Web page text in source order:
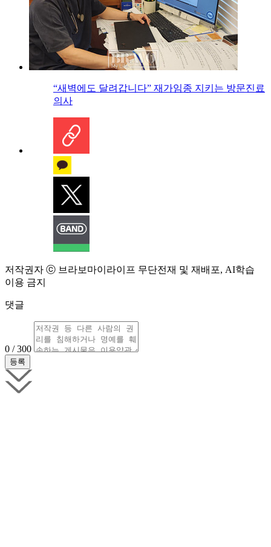
“새벽에도 달려갑니다” 재가임종 지키는 방문진료
의사
저작권자 ⓒ 브라보마이라이프 무단전재 및 재배포, AI학습
이용 금지
댓글
0 / 300